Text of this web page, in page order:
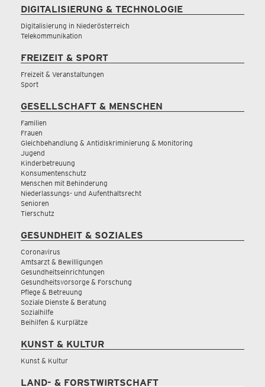
DIGITALISIERUNG & TECHNOLOGIE
Digitalisierung in Niederösterreich
Telekommunikation
FREIZEIT & SPORT
Freizeit & Veranstaltungen
Sport
GESELLSCHAFT & MENSCHEN
Familien
Frauen
Gleichbehandlung & Antidiskriminierung & Monitoring
Jugend
Kinderbetreuung
Konsumentenschutz
Menschen mit Behinderung
Niederlassungs- und Aufenthaltsrecht
Senioren
Tierschutz
GESUNDHEIT & SOZIALES
Coronavirus
Amtsarzt & Bewilligungen
Gesundheitseinrichtungen
Gesundheitsvorsorge & Forschung
Pflege & Betreuung
Soziale Dienste & Beratung
Sozialhilfe
Beihilfen & Kurplätze
KUNST & KULTUR
Kunst & Kultur
LAND- & FORSTWIRTSCHAFT